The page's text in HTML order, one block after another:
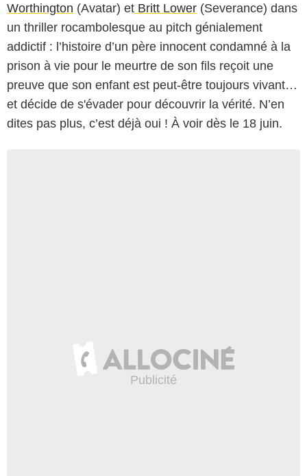
Worthington (Avatar) et Britt Lower (Severance) dans
un thriller rocambolesque au pitch génialement
addictif : l’histoire d’un père innocent condamné à la
prison à vie pour le meurtre de son fils reçoit une
preuve que son enfant est peut-être toujours vivant…
et décide de s'évader pour découvrir la vérité. N’en
dites pas plus, c’est déjà oui ! À voir dès le 18 juin.